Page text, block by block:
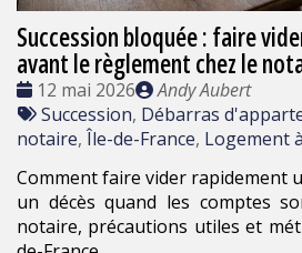
Succession bloquée : faire
avant le règlement chez le
Date
:
12 mai 2026
Publié
par
Andy Aubert
Tags
:
Succession, Débarras
notaire, Île-de-France, Logement
Comment faire vider rapidement
un décès quand les comptes
notaire, précautions utiles et